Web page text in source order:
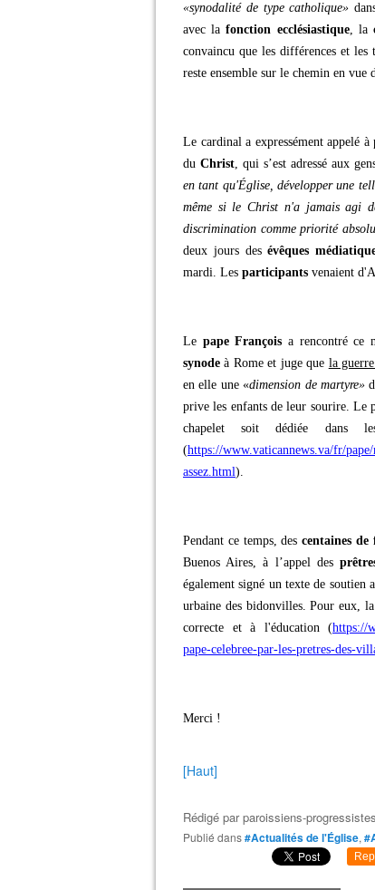
«synodalité de type catholique»
avec lafonction ecclésiastique, la
convaincu que les différences et les
reste ensemble sur le chemin en vue
Le cardinal a expressément appelé
du Christ, qui s’est adressé aux
en tant qu'Église, développer une
même si le Christ n'a jamais agi
discrimination comme priorité
deux jours desévêques
mardi. Les participants venaient
Le pape François a rencontré ce
synode à Rome et juge que la
en elle une «dimension de martyre»
prive les enfants de leur sourire. Le
chapelet soit dédiée
(https://www.vaticannews.va/fr/
assez.html).
Pendant ce temps, descentaines de
Buenos Aires, à l’appel des
également signé un texte de soutien
urbaine des bidonvilles. Pour eux,
correcte et à l'éducation (https://
pape-celebree-par-les-pretres-des-
Merci !
[Haut]
Rédigé parparoissiens-progressistes
Publié dans#Actualités de l'Église,